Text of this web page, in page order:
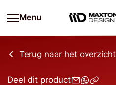
Menu
Terug naar het overzicht
Deel dit product